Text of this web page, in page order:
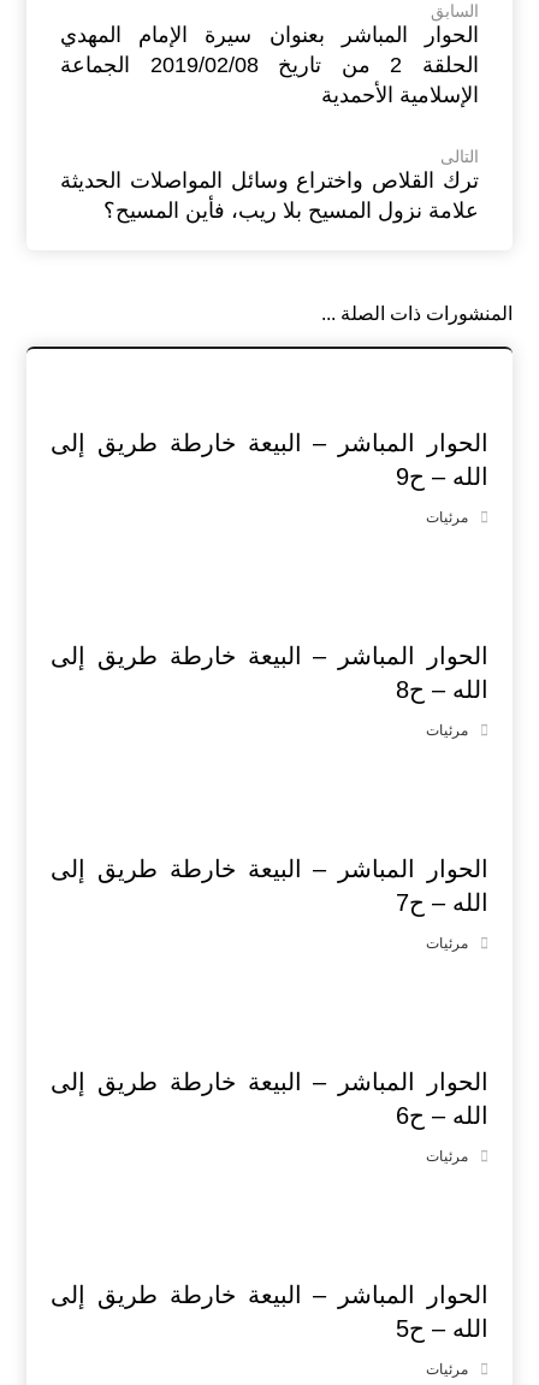
السابق
الحوار المباشر بعنوان سيرة الإمام المهدي
الحلقة 2 من تاريخ 2019/02/08 الجماعة
الإسلامية الأحمدية
التالى
ترك القلاص واختراع وسائل المواصلات الحديثة
علامة نزول المسيح بلا ريب، فأين المسيح؟
المنشورات ذات الصلة ...
الحوار المباشر – البيعة خارطة طريق إلى
الله – ح9
مرئيات
الحوار المباشر – البيعة خارطة طريق إلى
الله – ح8
مرئيات
الحوار المباشر – البيعة خارطة طريق إلى
الله – ح7
مرئيات
الحوار المباشر – البيعة خارطة طريق إلى
الله – ح6
مرئيات
الحوار المباشر – البيعة خارطة طريق إلى
الله – ح5
مرئيات